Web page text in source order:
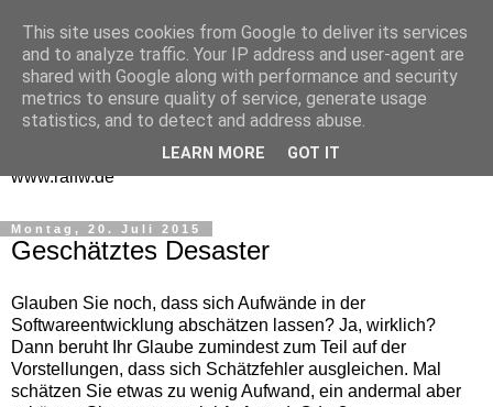
One Man Think Tank
Gedanken
Spontanes und Überlegtes aus meinem "Denkraum" -
www.ralfw.de
Montag, 20. Juli 2015
Geschätztes Desaster
Glauben Sie noch, dass sich Aufwände in der
Softwareentwicklung abschätzen lassen? Ja, wirklich?
Dann beruht Ihr Glaube zumindest zum Teil auf der
Vorstellungen, dass sich Schätzfehler ausgleichen. Mal
schätzen Sie etwas zu wenig Aufwand, ein andermal aber
This site uses cookies from Google to deliver its services
and to analyze traffic. Your IP address and user-agent are
shared with Google along with performance and security
metrics to ensure quality of service, generate usage
statistics, and to detect and address abuse.
LEARN MORE GOT IT